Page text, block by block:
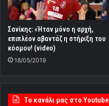
Σανίκης: «Ήταν μόνο η αρχή,
επιπλέον αβαντάζ η στήριξη του
κόσμου! (video)
18/05/2019
Tο κανάλι μας στο Youtube